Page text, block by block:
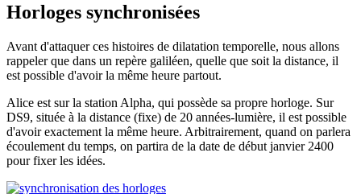
Horloges synchronisées
Avant d'attaquer ces histoires de dilatation temporelle, nous allons
rappeler que dans un repère galiléen, quelle que soit la distance, il
est possible d'avoir la même heure partout.
Alice est sur la station Alpha, qui possède sa propre horloge. Sur
DS9, située à la distance (fixe) de 20 années-lumière, il est possible
d'avoir exactement la même heure. Arbitrairement, quand on parlera
écoulement du temps, on partira de la date de début janvier 2400
pour fixer les idées.